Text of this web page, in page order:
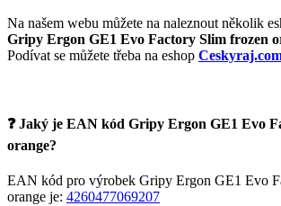
Na našem webu můžete na naleznout několik
Gripy Ergon GE1 Evo Factory Slim frozen
Podívat se můžete třeba na eshop
❓ Jaký je EAN kód Gripy Ergon GE1 Evo
orange?
EAN kód pro výrobek Gripy Ergon GE1 Evo
orange je: 4260477069207